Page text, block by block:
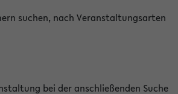
suchen, nach Veranstaltungsarten
bei der anschließenden Suche